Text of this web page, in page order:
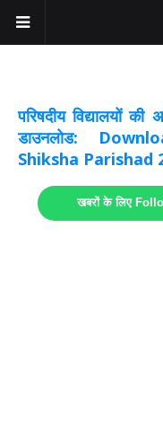
परिषदीय विद्यालयों
डाउनलोड:
Shiksha Parishad
खबरों के लिए